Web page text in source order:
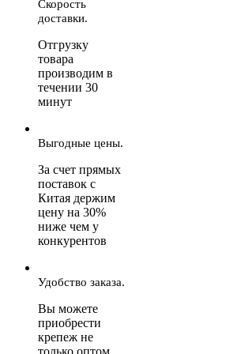
Скорость
доставки.
Отгрузку
товара
производим в
течении 30
минут
Выгодные цены.
За счет прямых
поставок с
Китая держим
цену на 30%
ниже чем у
конкурентов
Удобство заказа.
Вы можете
приобрести
крепеж не
только оптом,